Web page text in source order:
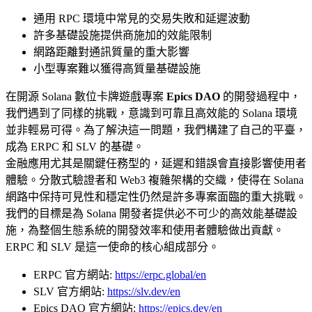
通用 RPC 環境中常見的交易失敗和延遲波動
許多基礎設施提供商施加的效能限制
網路距離對通訊質量的重大影響
小型專案難以獲得高質量基礎設施
在開源 Solana 數位卡牌遊戲專案 Epics DAO 的開發過程中，
我們遇到了同樣的挑戰，意識到可靠且高效能的 Solana 環境
並非輕易可得。為了解決這一問題，我們構建了自己的平臺，
成為 ERPC 和 SLV 的基礎。
金融應用尤其是關鍵任務型的，延遲和錯誤會直接影響使用者
體驗。分散式驗證者和 Web3 複雜架構的交織，使得在 Solana
網路中保持可見性和穩定性仍然是許多專案面臨的重大挑戰。
我們的目標是為 Solana 開發者提供必不可少的高效能基礎設
施，為整個生態系統的開發效率和使用者體驗做出貢獻。
ERPC 和 SLV 是這一使命的核心組成部分。
ERPC 官方網站: https://erpc.global/en
SLV 官方網站: https://slv.dev/en
Epics DAO 官方網站: https://epics.dev/en